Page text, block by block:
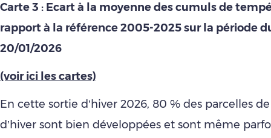
Carte 3 : Ecart à la moyenne des cumuls de
rapport à la référence 2005-2025 sur la période
20/01/2026
(voir ici les cartes)
En cette sortie d’hiver 2026, 80 % des parcelles
d’hiver sont bien développées et sont même